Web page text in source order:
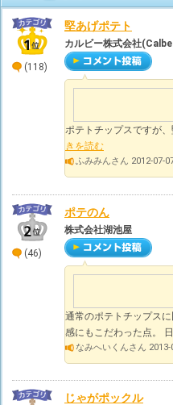
(118)
堅あげポテト
カルビー株式会社
ポテトチップスですが
きを読む
ふみみんさん 2012-07-
(46)
ポテのん
株式会社湖池屋
通常のポテトチップス
感にもこだわった点。 日
なみへいくんさん 2013-
じゃがポックル